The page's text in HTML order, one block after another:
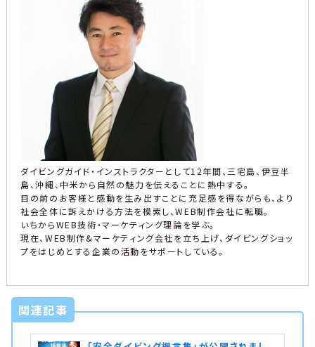
ダイビングガイド・インストラクターとして12年間、三宅島、伊豆半
島、沖縄、中米から自然の魅力を伝えることに熱中する。
目の前のお客様と感動を生み出すことに充足感を得ながらも、より
社会全体に訴えかける方法を模索し、WEB制作会社に転職。
いちからWEB技術・マーケティング理論を学ぶ。
現在、WEB制作&マーケティング会社を立ち上げ、ダイビングショッ
プをはじめとする企業の活動をサポートしている。
関連記事